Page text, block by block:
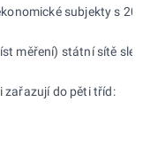
subjekty s 20
měření) státní sítě
zařazují do pěti tříd: